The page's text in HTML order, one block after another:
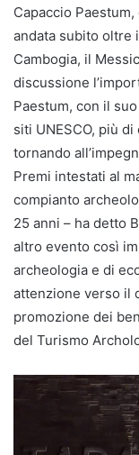
Capaccio
andata subito oltre
Cambogia, il
discussione
Paestum, con il
siti UNESCO, più
tornando
Premi intestati al
compianto
25 anni – ha detto
altro evento così
archeologia e di
attenzione verso il
promozione dei
del Turismo